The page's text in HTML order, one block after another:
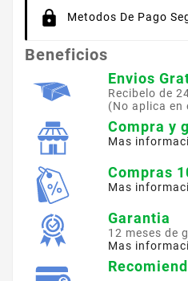
Metodos De Pago
Beneficios
Envios
Recibelo de
(No aplica en
Compra y
Mas
Compras
Mas
Garantia
12 meses de
Mas